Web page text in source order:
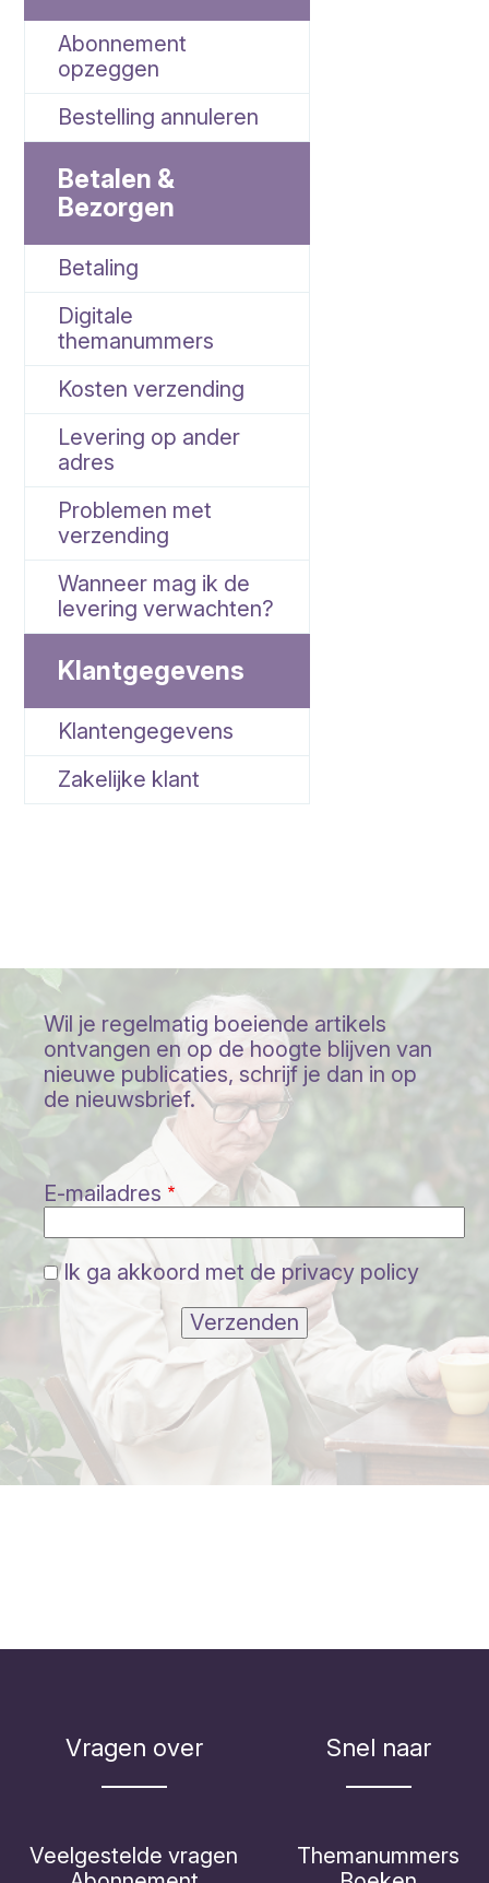
Abonnement
opzeggen
Bestelling annuleren
Betalen &
Bezorgen
Betaling
Digitale
themanummers
Kosten verzending
Levering op ander
adres
Problemen met
verzending
Wanneer mag ik de
levering verwachten?
Klantgegevens
Klantengegevens
Zakelijke klant
Wil je regelmatig boeiende artikels
ontvangen en op de hoogte blijven van
nieuwe publicaties, schrijf je dan in op
de nieuwsbrief.
E-mailadres
Ik ga akkoord met de privacy policy
Verzenden
Vragen over
Veelgestelde vragen
Snel naar
Themanummers